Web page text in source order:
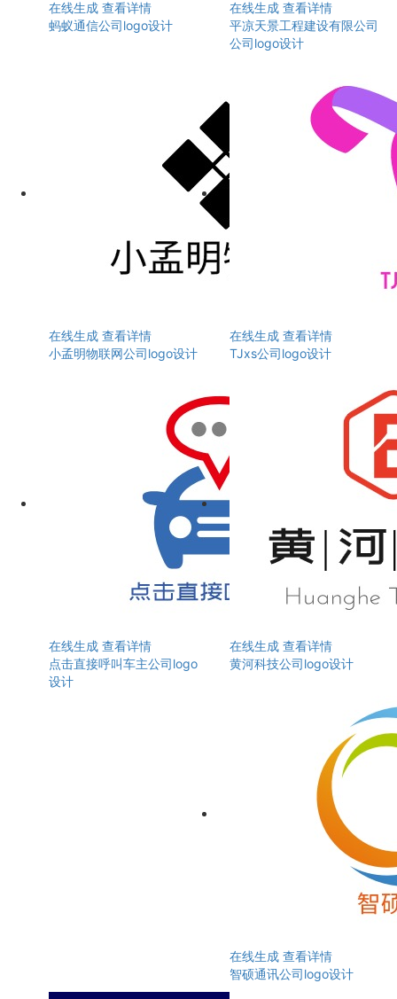
在线生成 查看详情
蚂蚁通信公司logo设计
在线生成 查看详情
平凉天景工程建设有限公司
公司logo设计
在线生成 查看详情
小孟明物联网公司logo设计
在线生成 查看详情
TJxs公司logo设计
在线生成 查看详情
点击直接呼叫车主公司logo
设计
在线生成 查看详情
黄河科技公司logo设计
在线生成 查看详情
智硕通讯公司logo设计